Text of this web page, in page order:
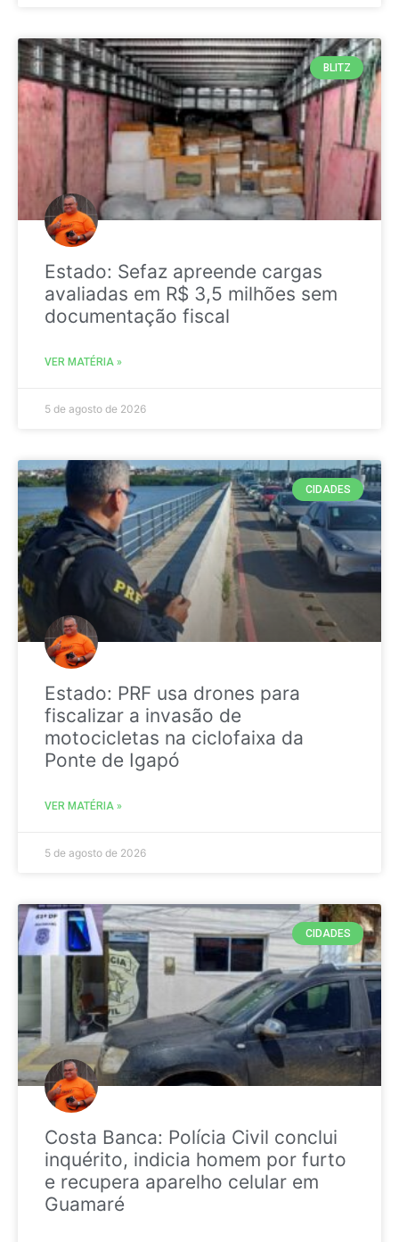
BLITZ
Estado: Sefaz apreende cargas
avaliadas em R$ 3,5 milhões sem
documentação fiscal
VER MATÉRIA »
5 de agosto de 2026
CIDADES
Estado: PRF usa drones para
fiscalizar a invasão de
motocicletas na ciclofaixa da
Ponte de Igapó
VER MATÉRIA »
5 de agosto de 2026
CIDADES
Costa Banca: Polícia Civil conclui
inquérito, indicia homem por furto
e recupera aparelho celular em
Guamaré